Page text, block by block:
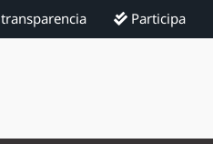
Participa